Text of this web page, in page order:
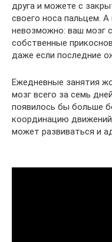
друга и можете с
своего носа пальцем.
невозможно: ваш мозг
собственные
даже если последние
Ежедневные занятия
мозг всего за семь
появилось бы больше
координацию
может развиваться и